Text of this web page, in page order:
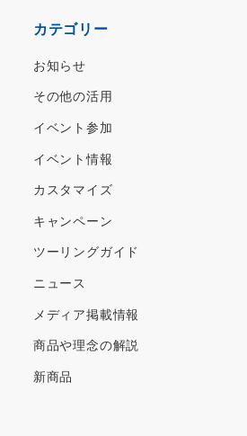
カテゴリー
お知らせ
その他の活用
イベント参加
イベント情報
カスタマイズ
キャンペーン
ツーリングガイド
ニュース
メディア掲載情報
商品や理念の解説
新商品